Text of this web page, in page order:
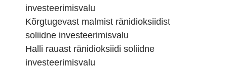
investeerimisvalu
Kõrgtugevast malmist ränidioksiidist
soliidne investeerimisvalu
Halli rauast ränidioksiidi soliidne
investeerimisvalu